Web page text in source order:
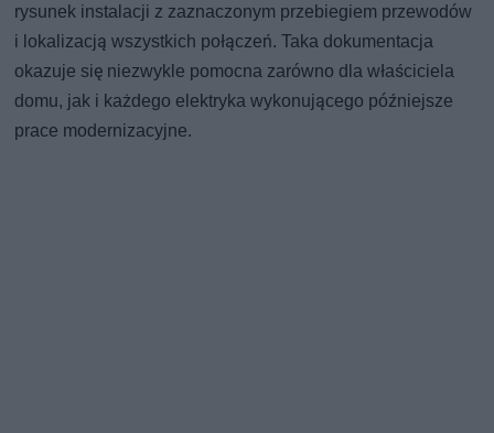
rysunek instalacji z zaznaczonym przebiegiem przewodów
i lokalizacją wszystkich połączeń. Taka dokumentacja
okazuje się niezwykle pomocna zarówno dla właściciela
domu, jak i każdego elektryka wykonującego późniejsze
prace modernizacyjne.